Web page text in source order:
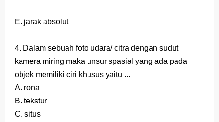
E. jarak absolut
4. Dalam sebuah foto udara/ citra dengan sudut
kamera miring maka unsur spasial yang ada pada
objek memiliki ciri khusus yaitu ....
A. rona
B. tekstur
C. situs